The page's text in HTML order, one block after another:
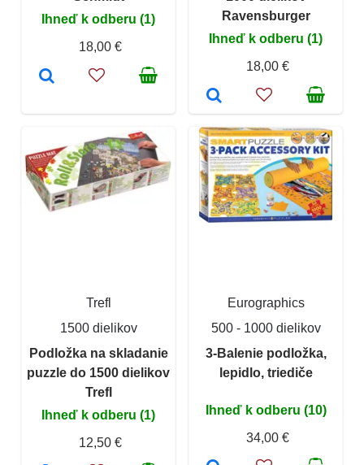
Ihneď k odberu (1)
18,00 €
Ravensburger
Ihneď k odberu (1)
18,00 €
Trefl
1500 dielikov
Podložka na skladanie
puzzle do 1500 dielikov
Trefl
Ihneď k odberu (1)
12,50 €
Eurographics
500 - 1000 dielikov
3-Balenie podložka,
lepidlo, triediče
Ihneď k odberu (10)
34,00 €